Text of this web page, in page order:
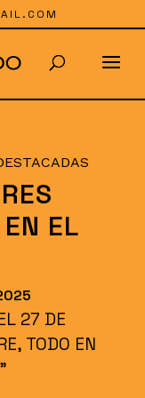
EL
27 DE
TODO EN